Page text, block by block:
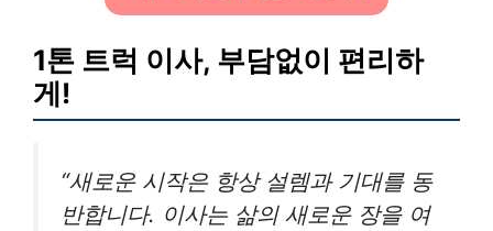
1톤 트럭 이사, 부담없이 편리하
게!
“새로운 시작은 항상 설렘과 기대를 동
반합니다. 이사는 삶의 새로운 장을 여